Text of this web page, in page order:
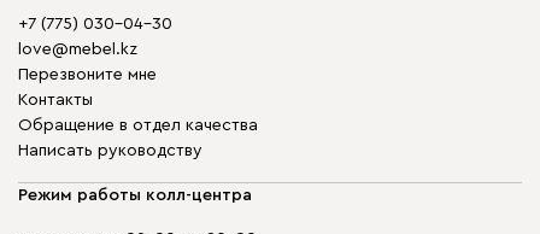
+7 (775) 030-04-30
love@mebel.kz
Перезвоните мне
Контакты
Обращение в отдел качества
Написать руководству
Режим работы колл-центра